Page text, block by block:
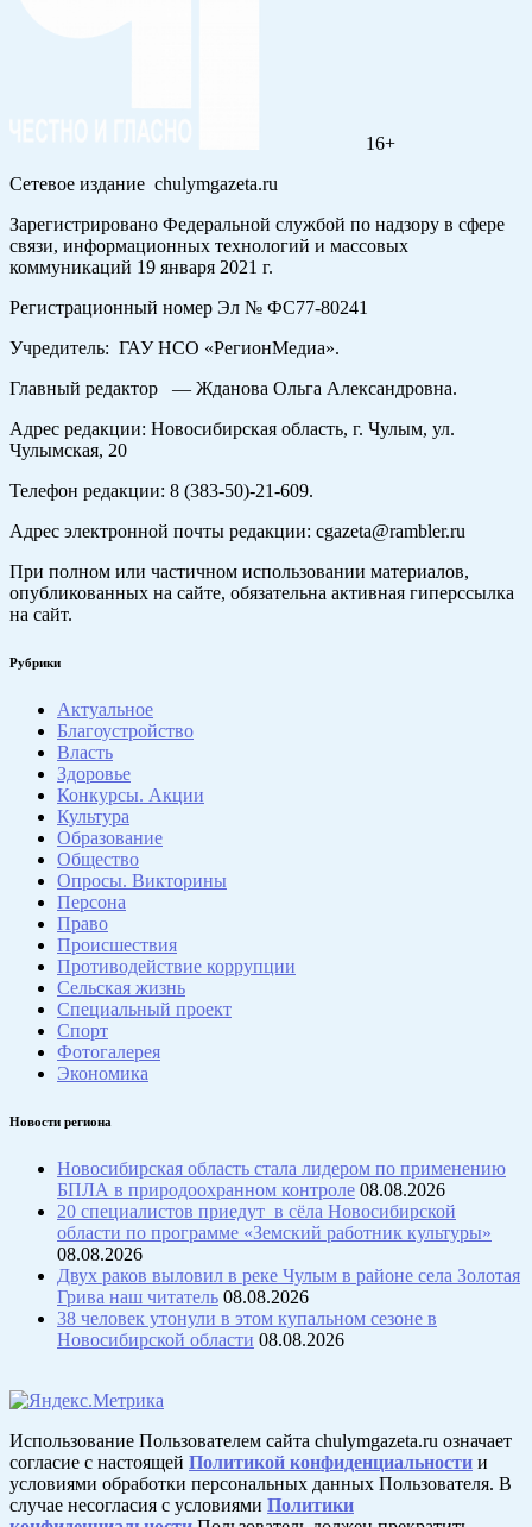
16+
Сетевое издание chulymgazeta.ru
Зарегистрировано Федеральной службой по надзору в сфере
связи, информационных технологий и массовых
коммуникаций 19 января 2021 г.
Регистрационный номер Эл № ФС77-80241
Учредитель: ГАУ НСО «РегионМедиа».
Главный редактор — Жданова Ольга Александровна.
Адрес редакции: Новосибирская область, г. Чулым, ул.
Чулымская, 20
Телефон редакции: 8 (383-50)-21-609.
Адрес электронной почты редакции: cgazeta@rambler.ru
При полном или частичном использовании материалов,
опубликованных на сайте, обязательна активная гиперссылка
на сайт.
Рубрики
Актуальное
Благоустройство
Власть
Здоровье
Конкурсы. Акции
Культура
Образование
Общество
Опросы. Викторины
Персона
Право
Происшествия
Противодействие коррупции
Сельская жизнь
Специальный проект
Спорт
Фотогалерея
Экономика
Новости региона
Новосибирская область стала лидером по применению
БПЛА в природоохранном контроле 08.08.2026
20 специалистов приедут в сёла Новосибирской
области по программе «Земский работник культуры»
08.08.2026
Двух раков выловил в реке Чулым в районе села Золотая
Грива наш читатель 08.08.2026
38 человек утонули в этом купальном сезоне в
Новосибирской области 08.08.2026
Использование Пользователем сайта chulymgazeta.ru означает
согласие с настоящей Политикой конфиденциальности и
условиями обработки персональных данных Пользователя. В
случае несогласия с условиями Политики